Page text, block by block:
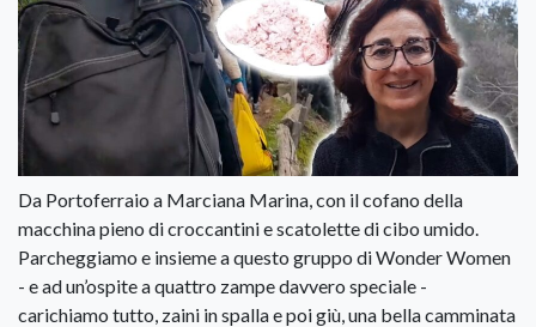
Da Portoferraio a Marciana Marina, con il cofano della
macchina pieno di croccantini e scatolette di cibo umido.
Parcheggiamo e insieme a questo gruppo di Wonder Women
- e ad un’ospite a quattro zampe davvero speciale -
carichiamo tutto, zaini in spalla e poi giù, una bella camminata